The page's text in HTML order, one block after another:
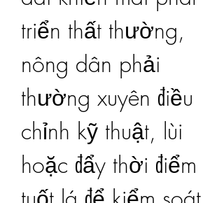
triển thất thường,
nông dân phải
thường xuyên điều
chỉnh kỹ thuật, lùi
hoặc đẩy thời điểm